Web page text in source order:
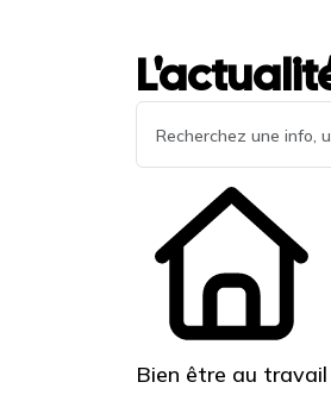
Bien être au travail